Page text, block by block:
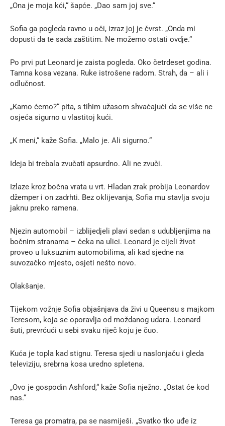
„Ona je moja kći,“ šapće. „Dao sam joj sve.“
Sofia ga pogleda ravno u oči, izraz joj je čvrst. „Onda mi
dopusti da te sada zaštitim. Ne možemo ostati ovdje.“
Po prvi put Leonard je zaista pogleda. Oko četrdeset godina.
Tamna kosa vezana. Ruke istrošene radom. Strah, da – ali i
odlučnost.
„Kamo ćemo?“ pita, s tihim užasom shvaćajući da se više ne
osjeća sigurno u vlastitoj kući.
„K meni,“ kaže Sofia. „Malo je. Ali sigurno.“
Ideja bi trebala zvučati apsurdno. Ali ne zvuči.
Izlaze kroz bočna vrata u vrt. Hladan zrak probija Leonardov
džemper i on zadrhti. Bez oklijevanja, Sofia mu stavlja svoju
jaknu preko ramena.
Njezin automobil – izblijedjeli plavi sedan s udubljenjima na
bočnim stranama – čeka na ulici. Leonard je cijeli život
proveo u luksuznim automobilima, ali kad sjedne na
suvozačko mjesto, osjeti nešto novo.
Olakšanje.
Tijekom vožnje Sofia objašnjava da živi u Queensu s majkom
Teresom, koja se oporavlja od moždanog udara. Leonard
šuti, prevrćući u sebi svaku riječ koju je čuo.
Kuća je topla kad stignu. Teresa sjedi u naslonjaču i gleda
televiziju, srebrna kosa uredno spletena.
„Ovo je gospodin Ashford,“ kaže Sofia nježno. „Ostat će kod
nas.“
Teresa ga promatra, pa se nasmiješi. „Svatko tko uđe iz